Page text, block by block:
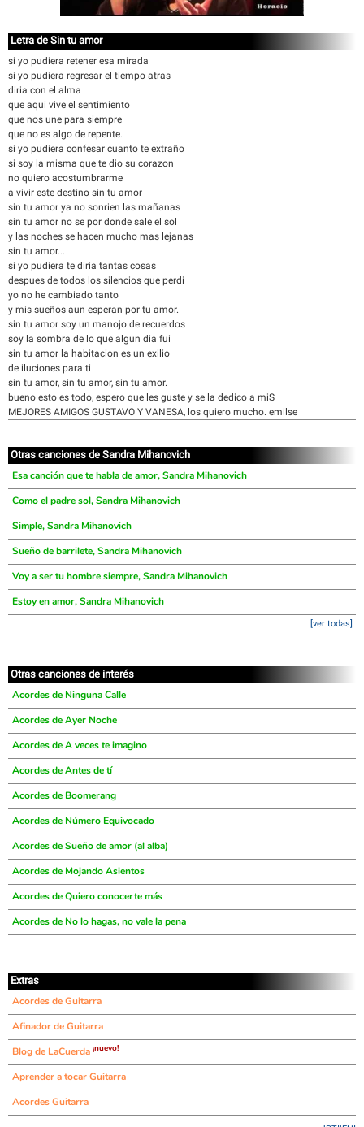
Letra de Sin tu amor
si yo pudiera retener esa mirada
si yo pudiera regresar el tiempo atras
diria con el alma
que aqui vive el sentimiento
que nos une para siempre
que no es algo de repente.
si yo pudiera confesar cuanto te extraño
si soy la misma que te dio su corazon
no quiero acostumbrarme
a vivir este destino sin tu amor
sin tu amor ya no sonrien las mañanas
sin tu amor no se por donde sale el sol
y las noches se hacen mucho mas lejanas
sin tu amor...
si yo pudiera te diria tantas cosas
despues de todos los silencios que perdi
yo no he cambiado tanto
y mis sueños aun esperan por tu amor.
sin tu amor soy un manojo de recuerdos
soy la sombra de lo que algun dia fui
sin tu amor la habitacion es un exilio
de iluciones para ti
sin tu amor, sin tu amor, sin tu amor.
bueno esto es todo, espero que les guste y se la dedico a miS
MEJORES AMIGOS GUSTAVO Y VANESA, los quiero mucho. emilse
Otras canciones de Sandra Mihanovich
Esa canción que te habla de amor, Sandra Mihanovich
Como el padre sol, Sandra Mihanovich
Simple, Sandra Mihanovich
Sueño de barrilete, Sandra Mihanovich
Voy a ser tu hombre siempre, Sandra Mihanovich
Estoy en amor, Sandra Mihanovich
[ver todas]
Otras canciones de interés
Acordes de Ninguna Calle
Acordes de Ayer Noche
Acordes de A veces te imagino
Acordes de Antes de tí
Acordes de Boomerang
Acordes de Número Equivocado
Acordes de Sueño de amor (al alba)
Acordes de Mojando Asientos
Acordes de Quiero conocerte más
Acordes de No lo hagas, no vale la pena
Extras
Acordes de Guitarra
Afinador de Guitarra
Blog de LaCuerda ¡nuevo!
Aprender a tocar Guitarra
Acordes Guitarra